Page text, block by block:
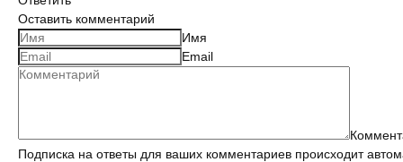
Оставить комментарий
Имя
Email
Подписка на ответы для ваших комментариев происходит